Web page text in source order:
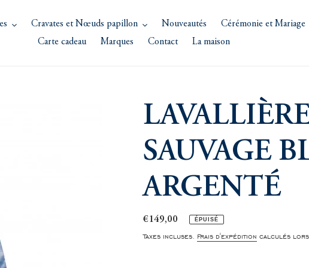
Cravates et Nœuds papillon Nouveautés
Cérémonie et Mariage
Carte cadeau
Marques Contact La maison
SAUVAGE
ARGENTÉ
Prix
normal
€149,00 ÉPUISÉ
Taxes incluses. Frais d'expédition calculés lors